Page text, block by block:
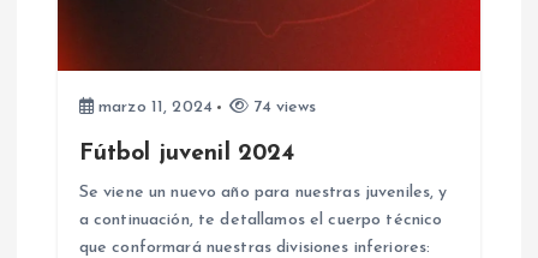
marzo 11, 2024 74 views
Fútbol juvenil 2024
Se viene un nuevo año para nuestras juveniles, y
a continuación, te detallamos el cuerpo técnico
que conformará nuestras divisiones inferiores: